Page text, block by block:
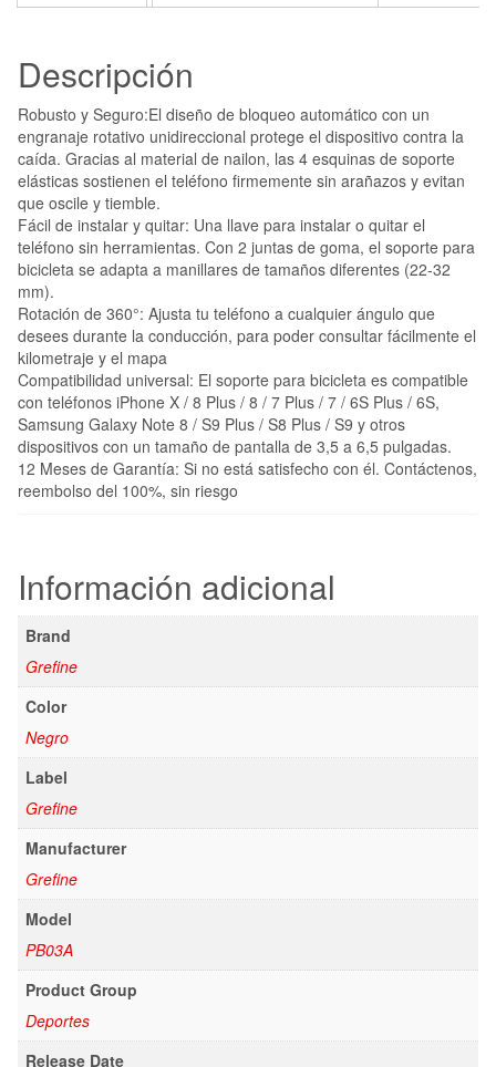
Descripción
Robusto y Seguro:El diseño de bloqueo automático con un
engranaje rotativo unidireccional protege el dispositivo contra la
caída. Gracias al material de nailon, las 4 esquinas de soporte
elásticas sostienen el teléfono firmemente sin arañazos y evitan
que oscile y tiemble.
Fácil de instalar y quitar: Una llave para instalar o quitar el
teléfono sin herramientas. Con 2 juntas de goma, el soporte para
bicicleta se adapta a manillares de tamaños diferentes (22-32
mm).
Rotación de 360°: Ajusta tu teléfono a cualquier ángulo que
desees durante la conducción, para poder consultar fácilmente el
kilometraje y el mapa
Compatibilidad universal: El soporte para bicicleta es compatible
con teléfonos iPhone X / 8 Plus / 8 / 7 Plus / 7 / 6S Plus / 6S,
Samsung Galaxy Note 8 / S9 Plus / S8 Plus / S9 y otros
dispositivos con un tamaño de pantalla de 3,5 a 6,5 pulgadas.
12 Meses de Garantía: Si no está satisfecho con él. Contáctenos,
reembolso del 100%, sin riesgo
Información adicional
Brand
Grefine
Color
Negro
Label
Grefine
Manufacturer
Grefine
Model
PB03A
Product Group
Deportes
Release Date